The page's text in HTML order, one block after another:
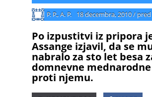
P. P., A. P. 18 decembra, 2010/
Po izpustitvi iz pripora
Assange izjavil, da se
nabralo za sto let besa
domnevne
proti njemu.